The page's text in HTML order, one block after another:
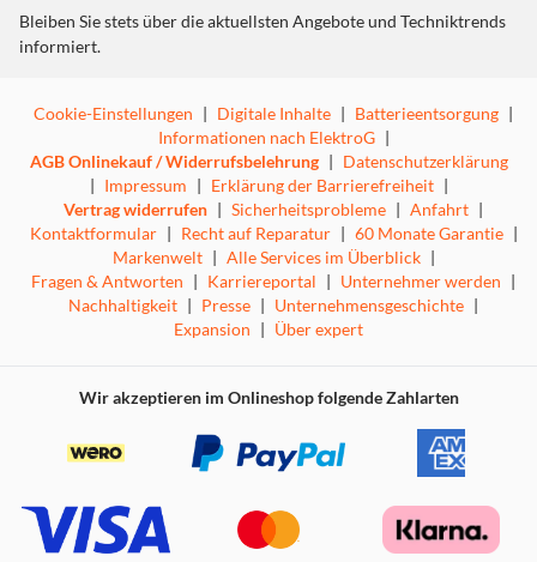
Bleiben Sie stets über die aktuellsten Angebote und Techniktrends
informiert.
Cookie-Einstellungen | Digitale Inhalte | Batterieentsorgung |
Informationen nach ElektroG |
AGB Onlinekauf / Widerrufsbelehrung | Datenschutzerklärung
| Impressum | Erklärung der Barrierefreiheit |
Vertrag widerrufen | Sicherheitsprobleme | Anfahrt |
Kontaktformular | Recht auf Reparatur | 60 Monate Garantie |
Markenwelt | Alle Services im Überblick |
Fragen & Antworten | Karriereportal | Unternehmer werden |
Nachhaltigkeit | Presse | Unternehmensgeschichte |
Expansion | Über expert
Wir akzeptieren im Onlineshop folgende Zahlarten